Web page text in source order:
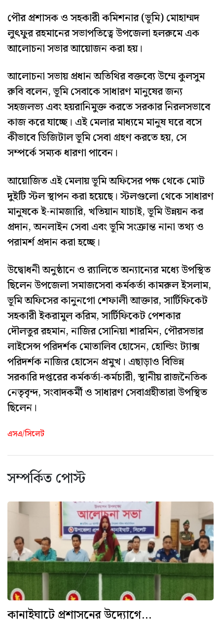
পৌর প্রশাসক ও সহকারী কমিশনার (ভূমি) মোহাম্মদ
লুৎফুর রহমানের সভাপতিত্বে উপজেলা হলরুমে এক
আলোচনা সভার আয়োজন করা হয়।
আলোচনা সভায় প্রধান অতিথির বক্তব্যে উম্মে কুলসুম
রুবি বলেন, ভূমি সেবাকে সাধারণ মানুষের জন্য
সহজলভ্য এবং হয়রানিমুক্ত করতে সরকার নিরলসভাবে
কাজ করে যাচ্ছে। এই মেলার মাধ্যমে মানুষ ঘরে বসে
কীভাবে ডিজিটাল ভূমি সেবা গ্রহণ করতে হয়, সে
সম্পর্কে সম্যক ধারণা পাবেন।
আয়োজিত এই মেলায় ভূমি অফিসের পক্ষ থেকে মোট
দুইটি স্টল স্থাপন করা হয়েছে। স্টলগুলো থেকে সাধারণ
মানুষকে ই-নামজারি, খতিয়ান যাচাই, ভূমি উন্নয়ন কর
প্রদান, অনলাইন সেবা এবং ভূমি সংক্রান্ত নানা তথ্য ও
পরামর্শ প্রদান করা হচ্ছে।
উদ্বোধনী অনুষ্ঠানে ও র‌্যালিতে অন্যান্যের মধ্যে উপস্থিত
ছিলেন উপজেলা সমাজসেবা কর্মকর্তা কামরুল ইসলাম,
ভূমি অফিসের কানুনগো শেফালী আক্তার, সার্টিফিকেট
সহকারী ইকরামুল করিম, সার্টিফিকেট পেশকার
দৌলতুর রহমান, নাজির সোনিয়া শারমিন, পৌরসভার
লাইসেন্স পরিদর্শক মোতালিব হোসেন, হোল্ডিং ট্যাক্স
পরিদর্শক নাজির হোসেন প্রমুখ। এছাড়াও বিভিন্ন
সরকারি দপ্তরের কর্মকর্তা-কর্মচারী, স্থানীয় রাজনৈতিক
নেতৃবৃন্দ, সংবাদকর্মী ও সাধারণ সেবাগ্রহীতারা উপস্থিত
ছিলেন।
এসএ/সিলেট
সম্পর্কিত পোস্ট
কানাইঘাটে প্রশাসনের উদ্যোগে...